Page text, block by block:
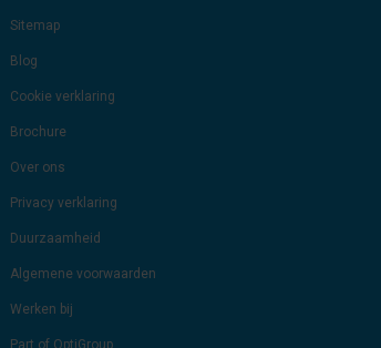
Sitemap
Blog
Cookie verklaring
Brochure
Over ons
Privacy verklaring
Duurzaamheid
Algemene voorwaarden
Werken bij
Part of OptiGroup